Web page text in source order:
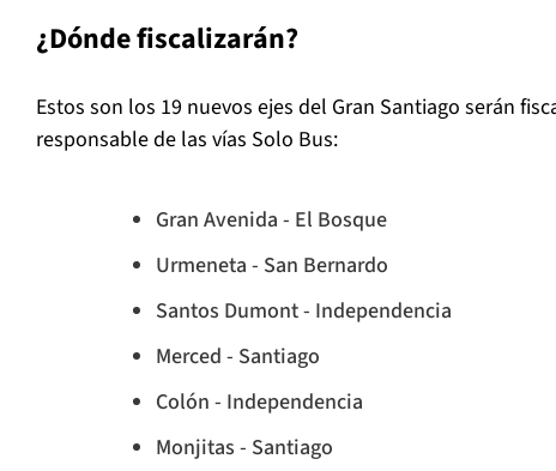
¿Dónde fiscalizarán?
Estos son los 19 nuevos ejes del Gran Santiago serán
responsable de las vías Solo Bus:
Gran Avenida - El Bosque
Urmeneta - San Bernardo
Santos Dumont - Independencia
Merced - Santiago
Colón - Independencia
Monjitas - Santiago